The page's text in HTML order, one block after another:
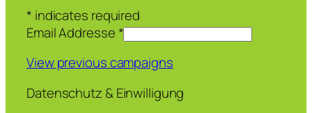
* indicates required
Email Addresse*
View previous campaigns
Datenschutz & Einwilligung